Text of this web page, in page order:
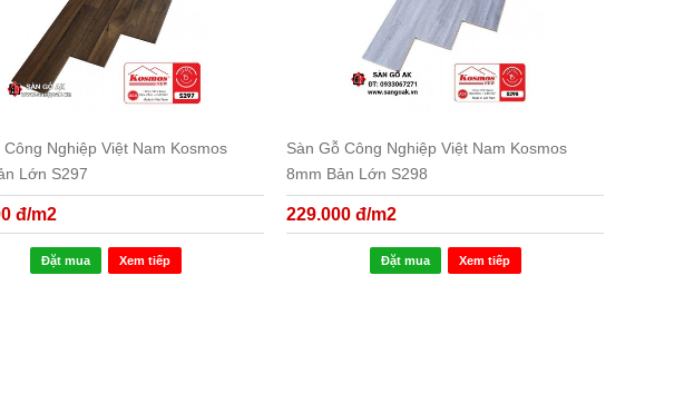
Công Nghiệp Việt Nam Kosmos
Lớn S297
đ/m2
Đặt mua Xem tiếp
Sàn Gỗ Công Nghiệp Việt Nam Kosmos
8mm Bản Lớn S298
229.000 đ/m2
Đặt mua Xem tiếp